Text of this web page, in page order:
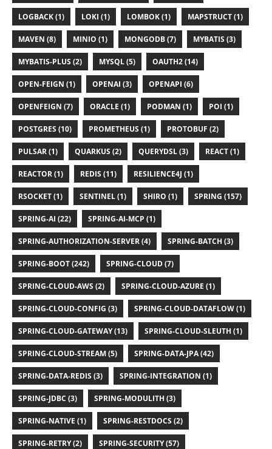
LOGBACK (1) LOKI (1) LOMBOK (1) MAPSTRUCT (1)
MAVEN (8) MINIO (1) MONGODB (7) MYBATIS (3)
MYBATIS-PLUS (2) MYSQL (5) OAUTH2 (14)
OPEN-FEIGN (1) OPENAI (3) OPENAPI (6)
OPENFEIGN (7) ORACLE (1) PODMAN (1) POI (1)
POSTGRES (10) PROMETHEUS (1) PROTOBUF (2)
PULSAR (1) QUARKUS (2) QUERYDSL (3) REACT (1)
REACTOR (1) REDIS (11) RESILIENCE4J (1)
RSOCKET (1) SENTINEL (1) SHIRO (1) SPRING (157)
SPRING-AI (22) SPRING-AI-MCP (1)
SPRING-AUTHORIZATION-SERVER (4) SPRING-BATCH (3)
SPRING-BOOT (242) SPRING-CLOUD (7)
SPRING-CLOUD-AWS (2) SPRING-CLOUD-AZURE (1)
SPRING-CLOUD-CONFIG (3) SPRING-CLOUD-DATAFLOW (1)
SPRING-CLOUD-GATEWAY (13) SPRING-CLOUD-SLEUTH (1)
SPRING-CLOUD-STREAM (5) SPRING-DATA-JPA (42)
SPRING-DATA-REDIS (3) SPRING-INTEGRATION (1)
SPRING-JDBC (3) SPRING-MODULITH (3)
SPRING-NATIVE (1) SPRING-RESTDOCS (2)
SPRING-RETRY (2) SPRING-SECURITY (57)